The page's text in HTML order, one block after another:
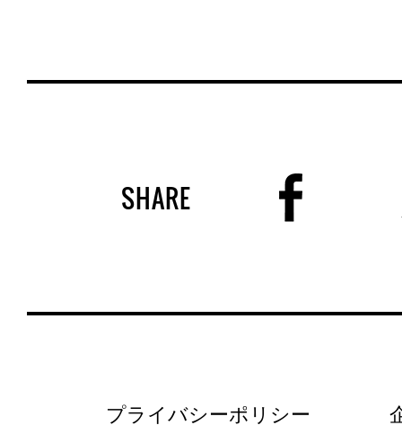
SHARE
プライバシーポリシー